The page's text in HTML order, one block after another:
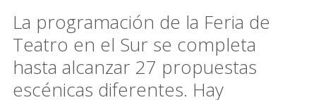
La programación de la Feria de
Teatro en el Sur se completa
hasta alcanzar 27 propuestas
escénicas diferentes. Hay